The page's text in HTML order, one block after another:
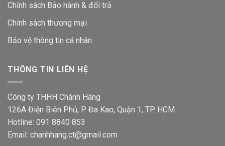
Chính sách Bảo hành & đổi trả
Chính sách thương mại
Bảo vệ thông tin cá nhân
THÔNG TIN LIÊN HỆ
Công ty THHH Chánh Hãng
126A Điện Biên Phủ, P. Đa Kao, Quận 1, TP. HCM
Hotline: 091 8840 853
Email: chanhhang.ct@gmail.com